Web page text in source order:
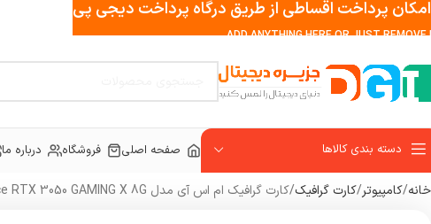
ADD ANYTHING HERE OR JUST REMOVE
دسته بندی کالاها صفحه اصلی فروشگاه درباره ما
خانه کامپیوتر کارت گرافیک کارت گرافیک ام اس آی مدل GeForce RTX 3050 GAMING X 8G
امکان پرداخت اقساطی از طریق درگاه پرداخت دیجی پی